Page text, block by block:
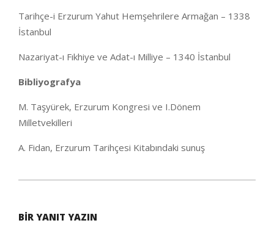
Tarihçe-i Erzurum Yahut Hemşehrilere Armağan – 1338
İstanbul
Nazariyat-ı Fıkhiye ve Adat-ı Milliye – 1340 İstanbul
Bibliyografya
M. Taşyürek, Erzurum Kongresi ve I.Dönem
Milletvekilleri
A. Fidan, Erzurum Tarihçesi Kitabındaki sunuş
25
BIR YANIT YAZIN